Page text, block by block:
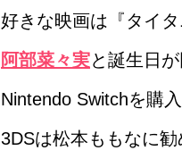
好きな映画は『タイタ
阿部菜々実と誕生日
Nintendo Switchを購
3DSは松本ももなに